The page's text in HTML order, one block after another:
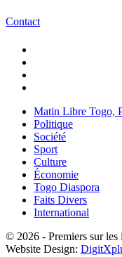
Contact
Matin Libre Togo,
Politique
Société
Sport
Culture
Économie
Togo Diaspora
Faits Divers
International
© 2026 - Premiers sur
Website Design: